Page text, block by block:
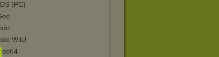
(PC)
WiiU